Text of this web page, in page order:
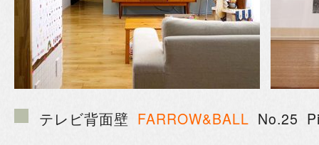
テレビ背面壁 FARROW&BALL No.25